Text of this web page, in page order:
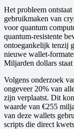
Het probleem
gebruikmaken van
voor quantum
quantum-resistente
ontoegankelijk tenzij
nieuwe wallet-
Miljarden dollars staat
Volgens onderzoek
ongeveer 20% van
zijn verplaatst. Dit
waarde van €255
van deze wallets
scripts die direct